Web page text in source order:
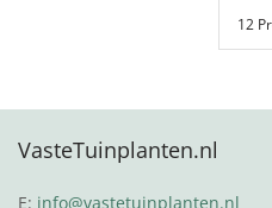
VasteTuinplanten.nl
E: info@vastetuinplanten.nl